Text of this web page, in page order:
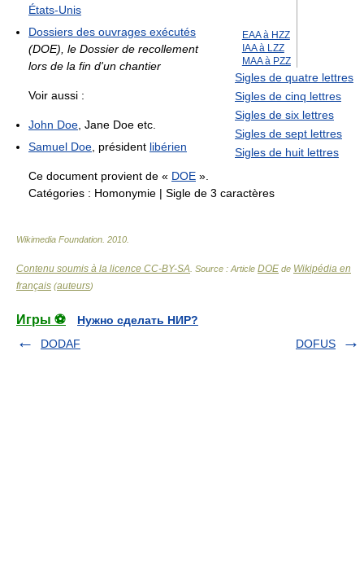
EAA à HZZ
IAA à LZZ
MAA à PZZ
Sigles de quatre lettres
Sigles de cinq lettres
Sigles de six lettres
Sigles de sept lettres
Sigles de huit lettres
États-Unis
Dossiers des ouvrages exécutés
(DOE), le Dossier de recollement
lors de la fin d'un chantier
Voir aussi :
John Doe , Jane Doe etc.
Samuel Doe , président libérien
Ce document provient de « DOE ».
Catégories : Homonymie | Sigle de 3 caractères
Wikimedia Foundation 2010
Contenu soumis à la licence CC-BY-SA . Source : Article DOE de Wikipédia en
français (auteurs)
Игры ⚽
Нужно сделать НИР?
DODAF
DOFUS